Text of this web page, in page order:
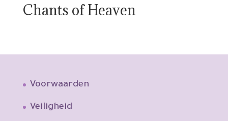
Chants of Heaven
Voorwaarden
Veiligheid